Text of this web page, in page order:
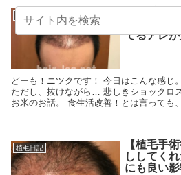
植毛日記
に食生活
てるアレ
どーも！ニツクです！ 今日はこんな感じ
ただし、抜けながら… 悲しきショックロ
お米のお話。 食生活改善！とは言っても
植毛日記
【植毛手
ししてく
にも良い影